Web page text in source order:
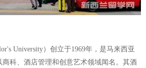
University）创立于1969年，是马来西亚
科、酒店管理和创意艺术领域闻名。其酒